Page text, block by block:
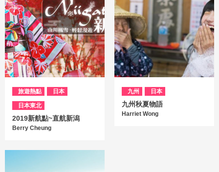
旅遊熱點 日本
日本東北
2019新航點~直航新潟
Berry Cheung
九州 日本
九州秋夏物語
Harriet Wong